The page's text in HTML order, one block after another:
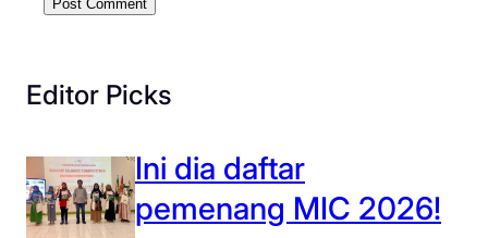
Editor Picks
Ini dia daftar
pemenang MIC 2026!